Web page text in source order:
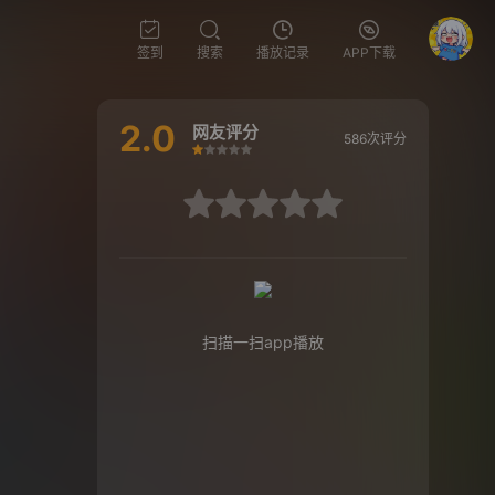
签到 搜索 播放记录 APP下载
2.0 网友评分
很差较差还行
推荐
力荐
586次评分
较差还行推荐力荐
扫描一扫app播放